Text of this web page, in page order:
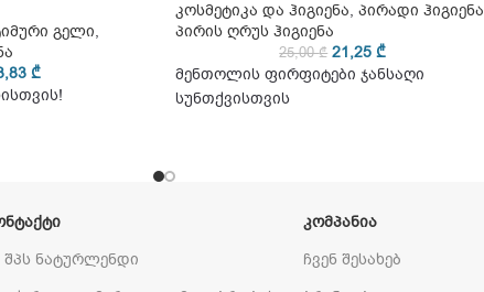
გელი,
₾
კოსმეტიკა და ჰიგიენა, პირადი ჰიგიენა
პირის ღრუს ჰიგიენა
25,00₾ 21,25₾
მენთოლის ფირფიტები ჯანსაღი
სუნთქვისთვის
შპს ნატურლენდი
ᲙᲝᲛᲞᲐᲜᲘᲐ
ჩვენ შესახებ